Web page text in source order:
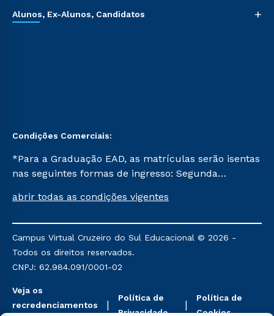
Alunos, Ex-Alunos, Candidatos +
Condições Comerciais:
*Para a Graduação EAD, as matrículas serão isentas
nas seguintes formas de ingresso: Segunda
Já para as demais, a taxa de matrícula será de R$
mencionadas são referentes aos cursos: Ensino
Religioso, Geografia para a Docência e Metodologia
do Ensino de História: Questões Atuais.
abrir todas as condições vigentes
Campus Virtual Cruzeiro do Sul Educacional © 2026 -
Todos os direitos reservados.
CNPJ: 62.984.091/0001-02
Veja os
recredenciamentos
Política de
Privacidade
Política de
Cookies